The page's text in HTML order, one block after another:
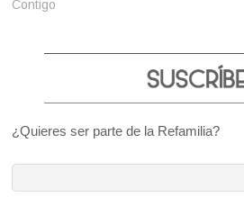
Contigo
¿Quieres ser parte de la Refamilia?